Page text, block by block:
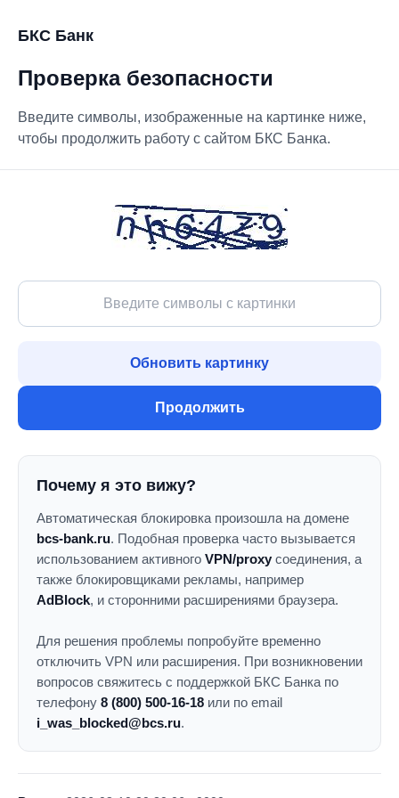
БКС Банк
Проверка безопасности
Введите символы, изображенные на картинке ниже,
чтобы продолжить работу с сайтом БКС Банка.
Обновить картинку
Продолжить
Почему я это вижу?
Автоматическая блокировка произошла на домене
bcs-bank.ru. Подобная проверка часто вызывается
использованием активного VPN/proxy соединения, а
также блокировщиками рекламы, например
AdBlock, и сторонними расширениями браузера.
Для решения проблемы попробуйте временно
отключить VPN или расширения. При возникновении
вопросов свяжитесь с поддержкой БКС Банка по
телефону 8 (800) 500-16-18 или по email
i_was_blocked@bcs.ru.